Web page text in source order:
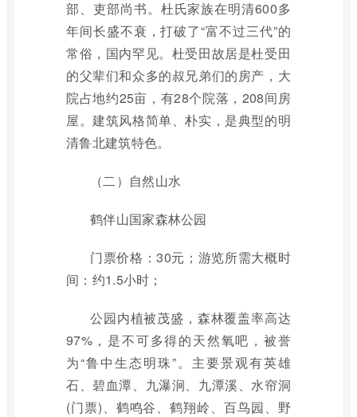
部、吏部尚书。杜氏家族在明清600多
年间长盛不衰，打破了“富不过三代”的
常俗，国内罕见。杜受田故居是杜受田
的父辈们和众多的叔兄弟们的房产，大
院占地约25亩，有28个院落，208间房
屋。建筑风格简单、朴实，是典型的明
清鲁北建筑特色。
（二）自然山水
鹤伴山国家森林公园
门票价格：30元；游览所需大概时
间：约1.5小时；
公园内植被茂盛，森林覆盖率高达
97%，是不可多得的天然氧吧，被誉
为“鲁中生态明珠”。主要景观有英雄
石、碧血潭、九瀑涧、九潭溪、水帘洞
(门票)、鹤鸣谷、鹤翔岭、百鸟园、野